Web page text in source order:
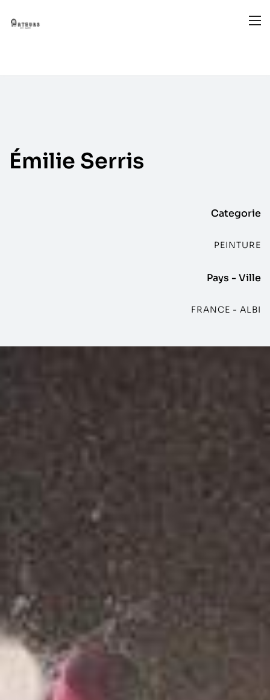
Émilie Serris
Categorie
PEINTURE
Pays - Ville
FRANCE - ALBI